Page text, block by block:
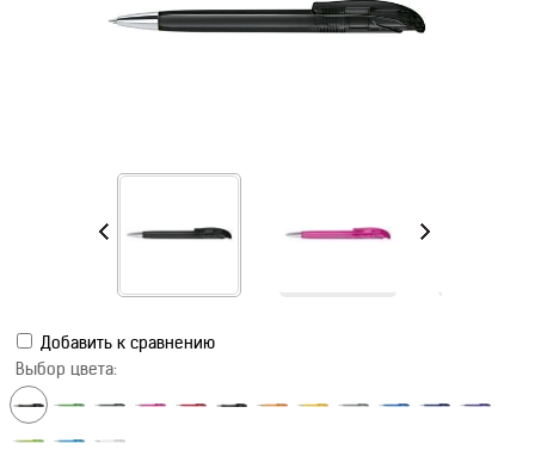
Добавить к сравнению
Выбор цвета: